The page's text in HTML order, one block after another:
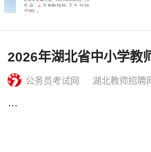
2026年湖北省中小学教
公务员考试网 湖北教师招聘
…